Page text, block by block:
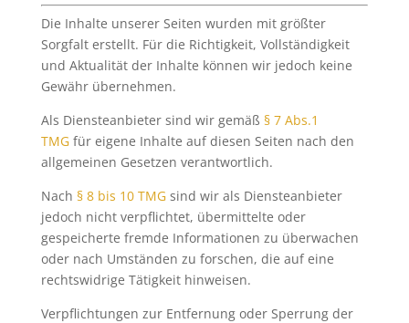
Die Inhalte unserer Seiten wurden mit größter
Sorgfalt erstellt. Für die Richtigkeit, Vollständigkeit
und Aktualität der Inhalte können wir jedoch keine
Gewähr übernehmen.
Als Diensteanbieter sind wir gemäß § 7 Abs.1
TMGfür eigene Inhalte auf diesen Seiten nach den
allgemeinen Gesetzen verantwortlich.
Nach § 8 bis 10 TMGsind wir als Diensteanbieter
jedoch nicht verpflichtet, übermittelte oder
gespeicherte fremde Informationen zu überwachen
oder nach Umständen zu forschen, die auf eine
rechtswidrige Tätigkeit hinweisen.
Verpflichtungen zur Entfernung oder Sperrung der